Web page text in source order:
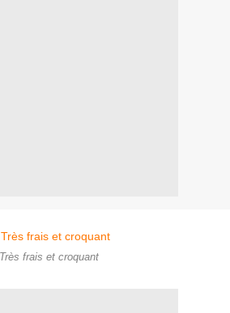
Très frais et croquant